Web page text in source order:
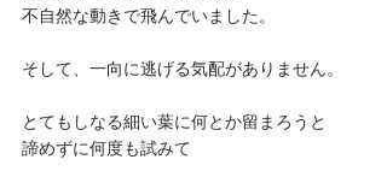
不自然な動きで飛んでいました。
そして、一向に逃げる気配がありません。
とてもしなる細い葉に何とか留まろうと
諦めずに何度も試みて